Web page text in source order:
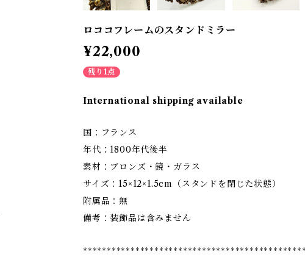
ロココフレームのスタンドミラー
¥22,000
残り1点
International shipping available
国：フランス
年代：1800年代後半
素材：ブロンズ・鏡・ガラス
サイズ：15×12×1.5cm（スタンドを閉じた状態）
附属品：無
備考：装飾品は含みません